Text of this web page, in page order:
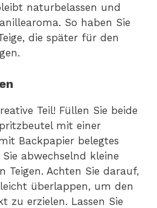
naturbelassen und
So haben Sie
die später für den
Teil! Füllen Sie beide
mit einer
Backpapier belegtes
abwechselnd kleine
Teigen. Achten Sie darauf,
überlappen, um den
zu erzielen. Lassen Sie